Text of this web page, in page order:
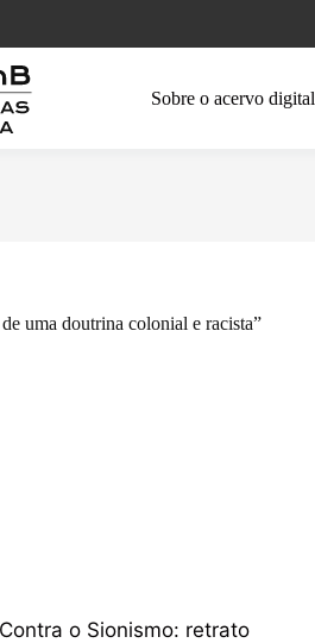
Sobre o acervo digital
uma doutrina colonial e racista”
o Sionismo: retrato